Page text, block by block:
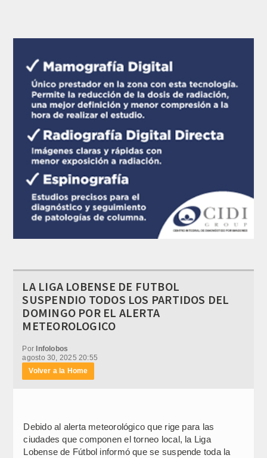
LA LIGA LOBENSE DE FUTBOL
SUSPENDIO TODOS LOS PARTIDOS DEL
DOMINGO POR EL ALERTA
METEOROLOGICO
PorInfolobos
agosto 30, 2025 20:55
Volver a la Home
Debido al alerta meteorológico que rige para las
ciudades que componen el torneo local, la Liga
Lobense de Fútbol informó que se suspende toda la